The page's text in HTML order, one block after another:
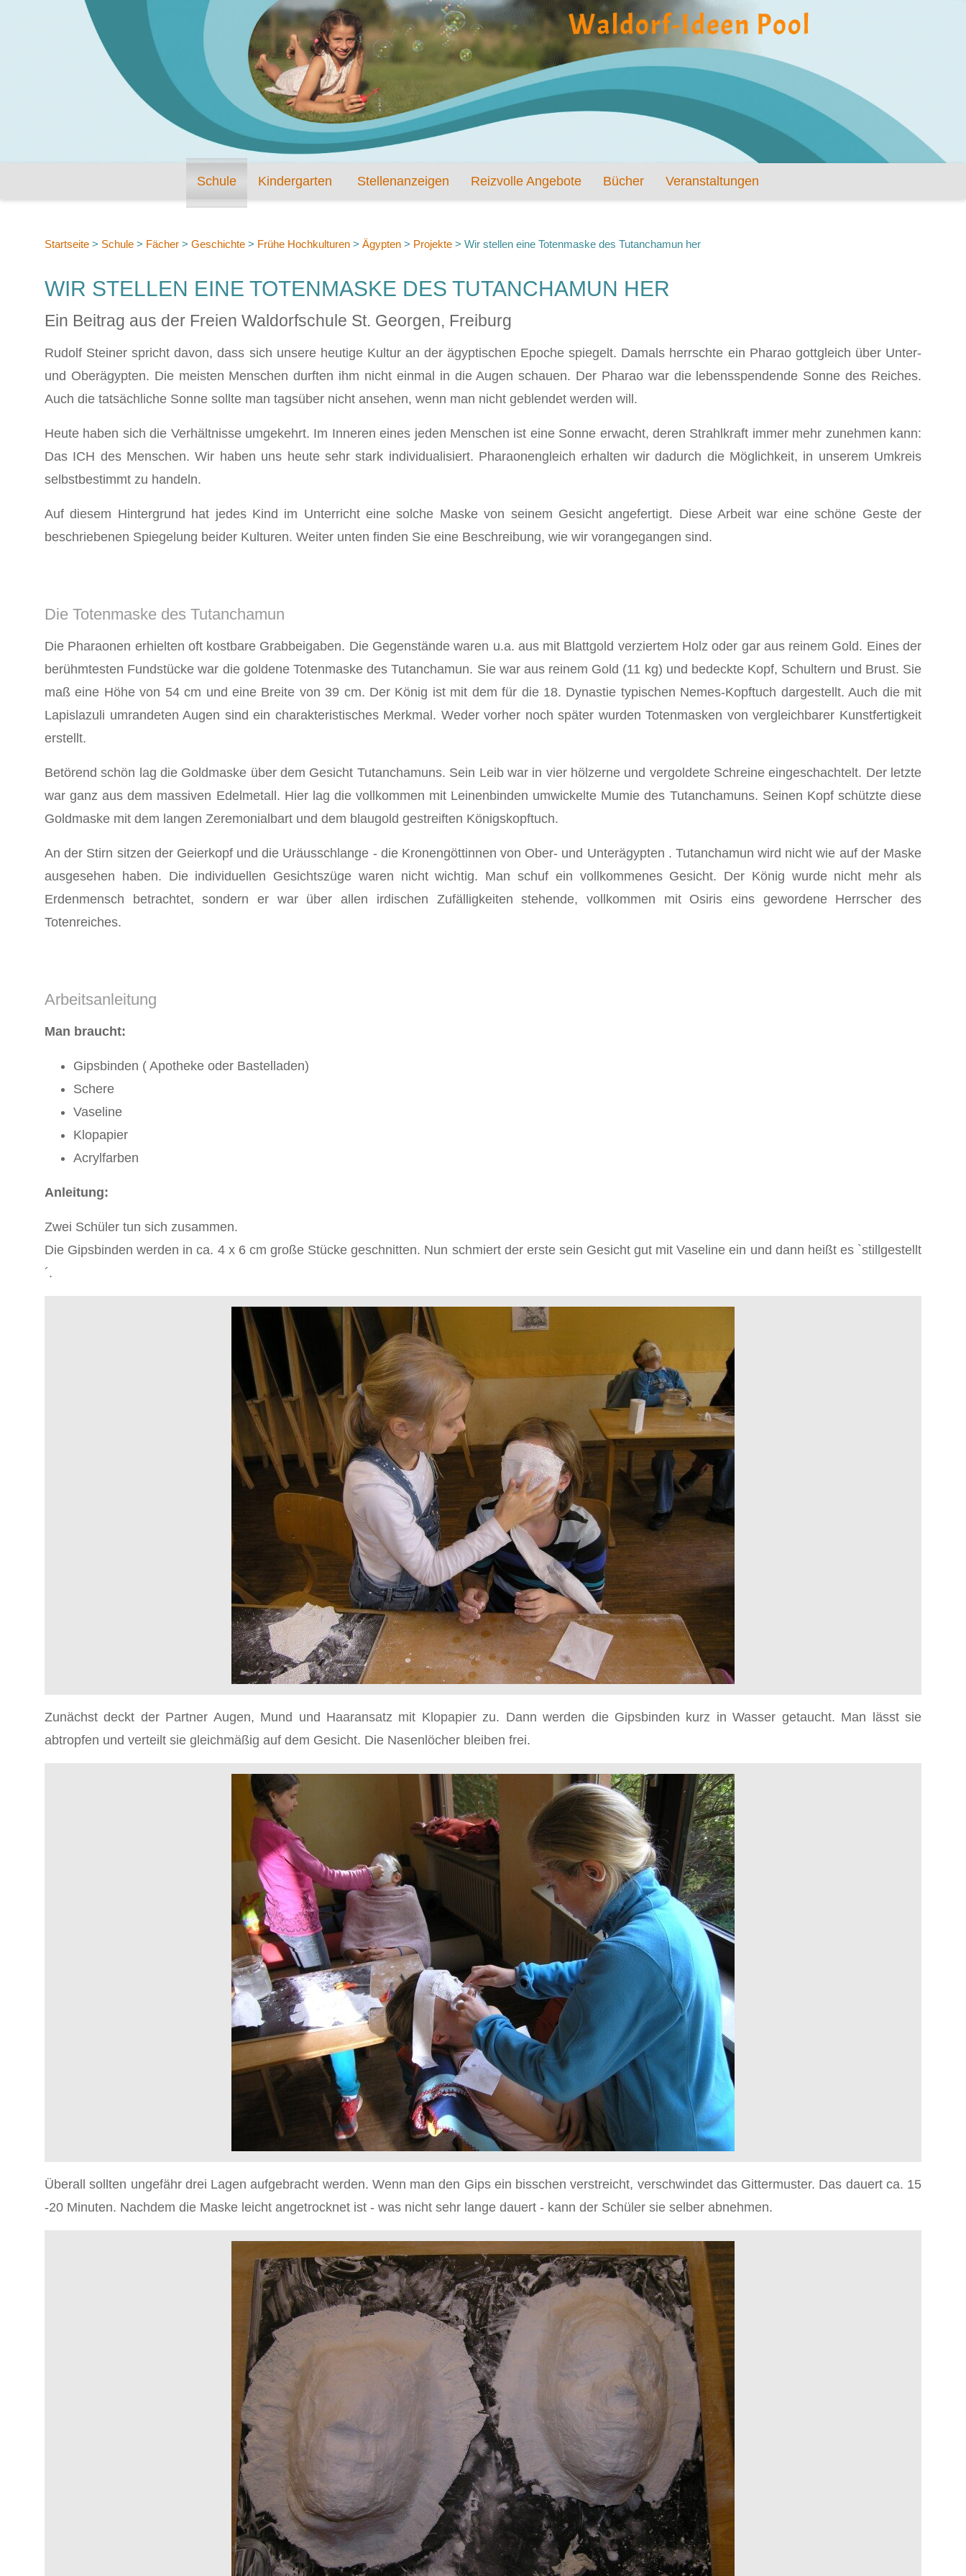
Schule Kindergarten Stellenanzeigen Reizvolle Angebote Bücher Veranstaltungen
Startseite > Schule > Fächer > Geschichte > Frühe Hochkulturen > Ägypten > Projekte > Wir stellen eine Totenmaske des Tutanchamun her
WIR STELLEN EINE TOTENMASKE DES TUTANCHAMUN HER
Ein Beitrag aus der Freien Waldorfschule St. Georgen, Freiburg
Rudolf Steiner spricht davon, dass sich unsere heutige Kultur an der ägyptischen Epoche spiegelt. Damals herrschte ein Pharao gottgleich über Unter-
und Oberägypten. Die meisten Menschen durften ihm nicht einmal in die Augen schauen. Der Pharao war die lebensspendende Sonne des Reiches.
Auch die tatsächliche Sonne sollte man tagsüber nicht ansehen, wenn man nicht geblendet werden will.
Heute haben sich die Verhältnisse umgekehrt. Im Inneren eines jeden Menschen ist eine Sonne erwacht, deren Strahlkraft immer mehr zunehmen kann:
Das ICH des Menschen. Wir haben uns heute sehr stark individualisiert. Pharaonengleich erhalten wir dadurch die Möglichkeit, in unserem Umkreis
selbstbestimmt zu handeln.
Auf diesem Hintergrund hat jedes Kind im Unterricht eine solche Maske von seinem Gesicht angefertigt. Diese Arbeit war eine schöne Geste der
beschriebenen Spiegelung beider Kulturen. Weiter unten finden Sie eine Beschreibung, wie wir vorangegangen sind.
Die Totenmaske des Tutanchamun
Die Pharaonen erhielten oft kostbare Grabbeigaben. Die Gegenstände waren u.a. aus mit Blattgold verziertem Holz oder gar aus reinem Gold. Eines der
berühmtesten Fundstücke war die goldene Totenmaske des Tutanchamun. Sie war aus reinem Gold (11 kg) und bedeckte Kopf, Schultern und Brust. Sie
maß eine Höhe von 54 cm und eine Breite von 39 cm. Der König ist mit dem für die 18. Dynastie typischen Nemes-Kopftuch dargestellt. Auch die mit
Lapislazuli umrandeten Augen sind ein charakteristisches Merkmal. Weder vorher noch später wurden Totenmasken von vergleichbarer Kunstfertigkeit
erstellt.
Betörend schön lag die Goldmaske über dem Gesicht Tutanchamuns. Sein Leib war in vier hölzerne und vergoldete Schreine eingeschachtelt. Der letzte
war ganz aus dem massiven Edelmetall. Hier lag die vollkommen mit Leinenbinden umwickelte Mumie des Tutanchamuns. Seinen Kopf schützte diese
Goldmaske mit dem langen Zeremonialbart und dem blaugold gestreiften Königskopftuch.
An der Stirn sitzen der Geierkopf und die Uräusschlange - die Kronengöttinnen von Ober- und Unterägypten . Tutanchamun wird nicht wie auf der Maske
ausgesehen haben. Die individuellen Gesichtszüge waren nicht wichtig. Man schuf ein vollkommenes Gesicht. Der König wurde nicht mehr als
Erdenmensch betrachtet, sondern er war über allen irdischen Zufälligkeiten stehende, vollkommen mit Osiris eins gewordene Herrscher des
Totenreiches.
Arbeitsanleitung
Man braucht:
Gipsbinden ( Apotheke oder Bastelladen)
Schere
Vaseline
Klopapier
Acrylfarben
Anleitung:
Zwei Schüler tun sich zusammen.
Die Gipsbinden werden in ca. 4 x 6 cm große Stücke geschnitten. Nun schmiert der erste sein Gesicht gut mit Vaseline ein und dann heißt es `stillgestellt
´.
Zunächst deckt der Partner Augen, Mund und Haaransatz mit Klopapier zu. Dann werden die Gipsbinden kurz in Wasser getaucht. Man lässt sie
abtropfen und verteilt sie gleichmäßig auf dem Gesicht. Die Nasenlöcher bleiben frei.
Überall sollten ungefähr drei Lagen aufgebracht werden. Wenn man den Gips ein bisschen verstreicht, verschwindet das Gittermuster. Das dauert ca. 15
-20 Minuten. Nachdem die Maske leicht angetrocknet ist - was nicht sehr lange dauert - kann der Schüler sie selber abnehmen.